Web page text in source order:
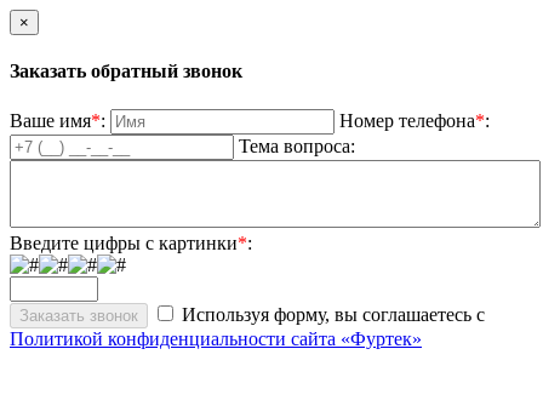
×
Заказать обратный звонок
Ваше имя*: Номер телефона*:
Тема вопроса:
Введите цифры с картинки*:
Используя форму, вы соглашаетесь с
Политикой конфиденциальности сайта «Фуртек»